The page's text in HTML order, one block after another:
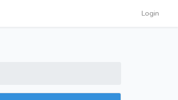
Login